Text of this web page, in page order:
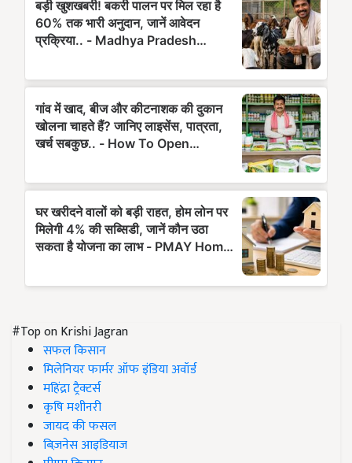
#Top on Krishi Jagran
सफल किसान
मिलेनियर फार्मर ऑफ इंडिया अवॉर्ड
महिंद्रा ट्रैक्टर्स
कृषि मशीनरी
जायद की फसल
बिज़नेस आइडियाज